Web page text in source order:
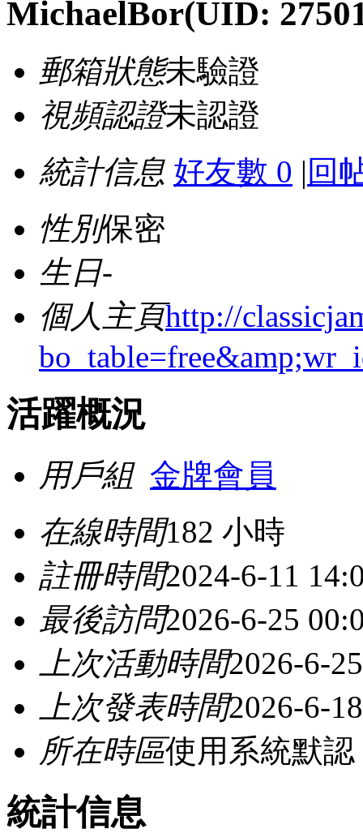
MichaelBor(UID:
郵箱狀態未驗證
視頻認證未認證
統計信息 好友數 0 | 回
性別保密
生日-
個人主頁http://
活躍概況
用戶組 金牌會員
在線時間182 小時
註冊時間2024-6-11
最後訪問2026-6-25
上次活動時間2026-6-
上次發表時間2026-6-
所在時區使用系統默認
統計信息